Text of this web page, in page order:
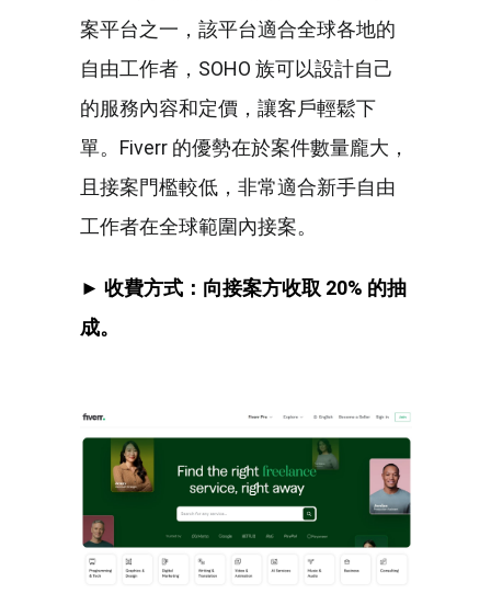
案平台之一，該平台適合全球各地的
自由工作者，SOHO 族可以設計自己
的服務內容和定價，讓客戶輕鬆下
單。Fiverr 的優勢在於案件數量龐大，
且接案門檻較低，非常適合新手自由
工作者在全球範圍內接案。
► 收費方式：向接案方收取 20% 的抽
成。